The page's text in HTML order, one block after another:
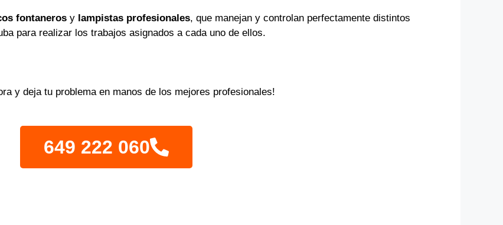
fontaneros y lampistas profesionales, que manejan y controlan perfectamente distintos
para realizar los trabajos asignados a cada uno de ellos.
y deja tu problema en manos de los mejores profesionales!
649 222 060